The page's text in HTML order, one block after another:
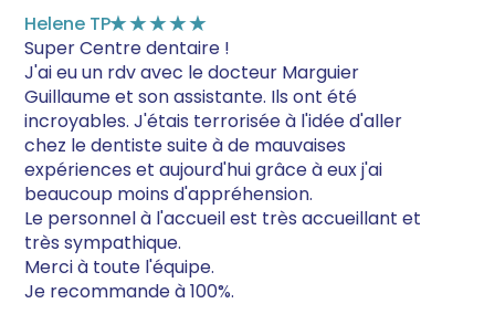
Helene TP★★★★★
Super Centre dentaire !
J'ai eu un rdv avec le docteur Marguier
Guillaume et son assistante. Ils ont été
incroyables. J'étais terrorisée à l'idée d'aller
chez le dentiste suite à de mauvaises
expériences et aujourd'hui grâce à eux j'ai
beaucoup moins d'appréhension.
Le personnel à l'accueil est très accueillant et
très sympathique.
Merci à toute l'équipe.
Je recommande à 100%.